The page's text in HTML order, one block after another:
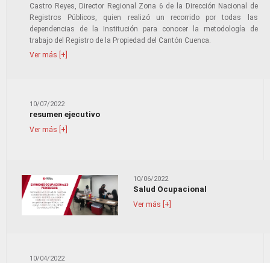
Castro Reyes, Director Regional Zona 6 de la Dirección Nacional de
Registros Públicos, quien realizó un recorrido por todas las
dependencias de la Institución para conocer la metodología de
trabajo del Registro de la Propiedad del Cantón Cuenca.
Ver más [+]
10/07/2022
resumen ejecutivo
Ver más [+]
10/06/2022
Salud Ocupacional
Ver más [+]
10/04/2022